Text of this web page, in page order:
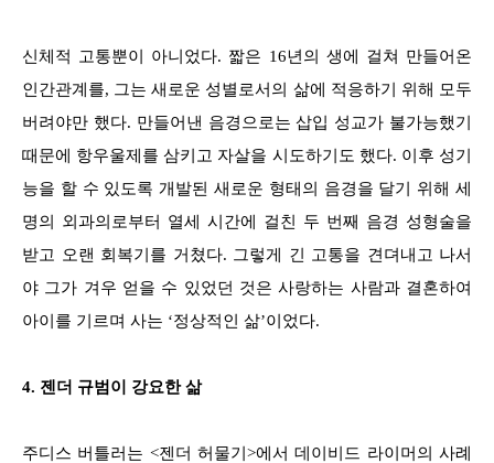
신체적 고통뿐이 아니었다. 짧은 16년의 생에 걸쳐 만들어온
인간관계를, 그는 새로운 성별로서의 삶에 적응하기 위해 모두
버려야만 했다. 만들어낸 음경으로는 삽입 성교가 불가능했기
때문에 항우울제를 삼키고 자살을 시도하기도 했다. 이후 성기
능을 할 수 있도록 개발된 새로운 형태의 음경을 달기 위해 세
명의 외과의로부터 열세 시간에 걸친 두 번째 음경 성형술을
받고 오랜 회복기를 거쳤다. 그렇게 긴 고통을 견뎌내고 나서
야 그가 겨우 얻을 수 있었던 것은 사랑하는 사람과 결혼하여
아이를 기르며 사는 ‘정상적인 삶’이었다.
4. 젠더 규범이 강요한 삶
주디스 버틀러는 <젠더 허물기>에서 데이비드 라이머의 사례